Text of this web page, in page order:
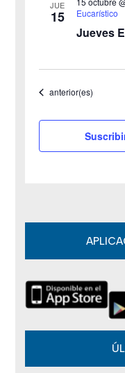
JUE
15
Jueves
Eucarístico
Eventos
anterior(es)